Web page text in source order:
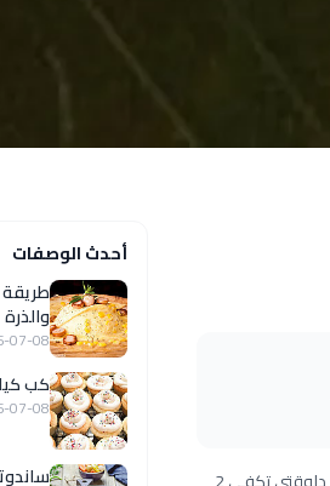
أحدث الوصفات
والذرة
07-08
كب
07-08